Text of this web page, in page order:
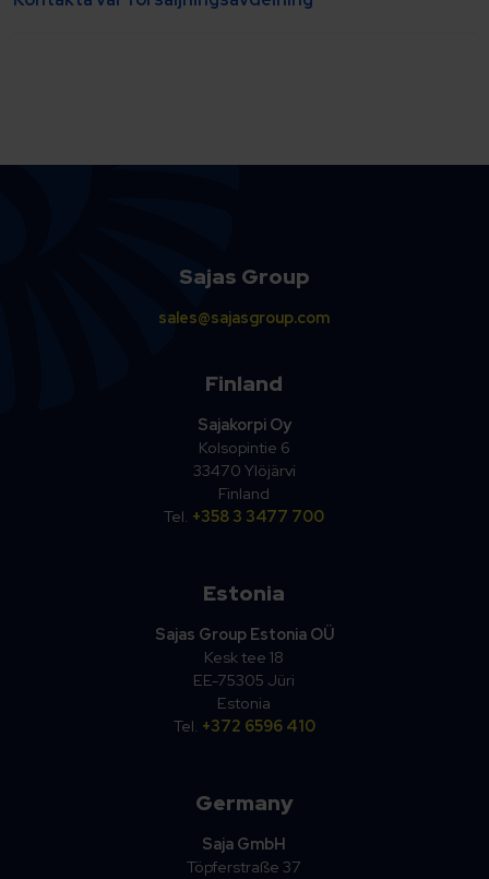
Sajas Group
sales@sajasgroup.com
Finland
Sajakorpi Oy
Kolsopintie 6
33470 Ylöjärvi
Finland
Tel. +358 3 3477 700
Estonia
Sajas Group Estonia OÜ
Kesk tee 18
EE-75305 Jüri
Estonia
Tel. +372 6596 410
Germany
Saja GmbH
Töpferstraße 37